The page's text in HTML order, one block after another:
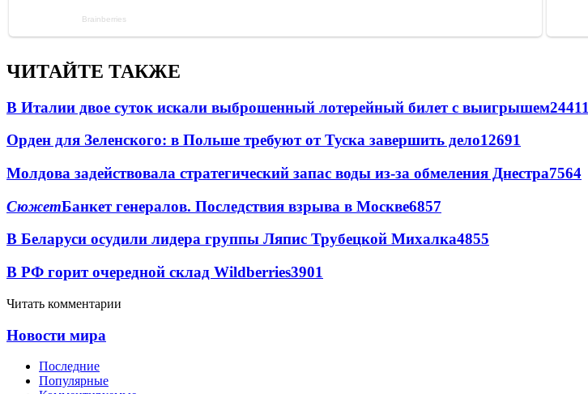
ЧИТАЙТЕ ТАКЖЕ
В Италии двое суток искали выброшенный лотерейный билет с выигрышем24411
Орден для Зеленского: в Польше требуют от Туска завершить дело12691
Молдова задействовала стратегический запас воды из-за обмеления Днестра7564
СюжетБанкет генералов. Последствия взрыва в Москве6857
В Беларуси осудили лидера группы Ляпис Трубецкой Михалка4855
В РФ горит очередной склад Wildberries3901
Читать комментарии
Новости мира
Последние
Популярные